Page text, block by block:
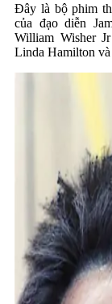
Đây là bộ phim
của đạo diễn
William Wisher
Linda Hamilton